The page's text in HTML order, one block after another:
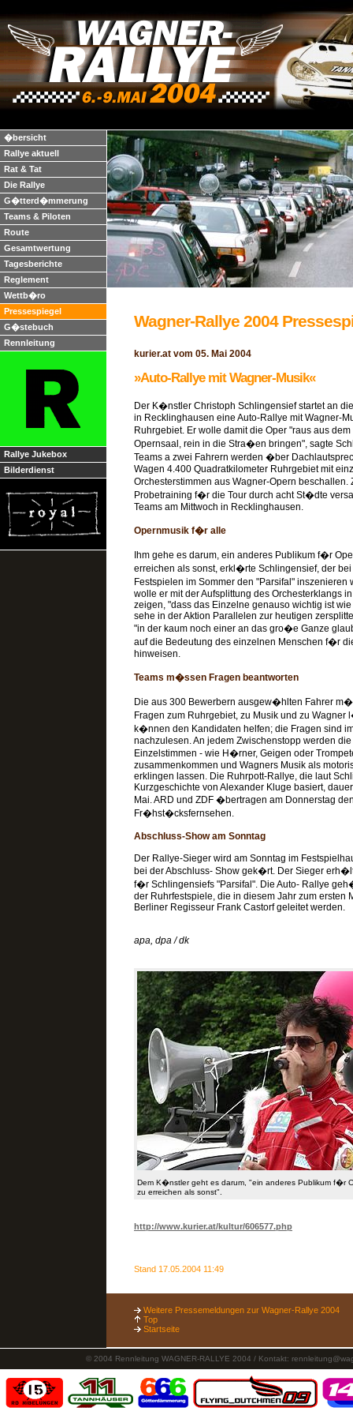
�bersicht
Rallye aktuell
Rat & Tat
Die Rallye
G�tterd�mmerung
Teams & Piloten
Route
Gesamtwertung
Tagesberichte
Reglement
Wettb�ro
Pressespiegel
G�stebuch
Rennleitung
Rallye Jukebox
Bilderdienst
Wagner-Rallye 2004
kurier.at vom 05. Mai 2004
»Auto-Rallye mit Wagner-Musik«
Der K�nstler Christoph Schlingensief startet an
in Recklinghausen eine Auto-Rallye mit Wagner-
Ruhrgebiet. Er wolle damit die Oper "raus aus
Opernsaal, rein in die Stra�en bringen", sagte
Teams a zwei Fahrern werden �ber
Wagen 4.400 Quadratkilometer Ruhrgebiet mit
Orchesterstimmen aus Wagner-Opern
Probetraining f�r die Tour durch acht St�dte
Teams am Mittwoch in Recklinghausen.
Opernmusik f�r alle
Ihm gehe es darum, ein anderes Publikum f�r
erreichen als sonst, erkl�rte Schlingensief, der
Festspielen im Sommer den "Parsifal"
wolle er mit der Aufsplittung des Orchesterklangs
zeigen, "dass das Einzelne genauso wichtig ist
sehe in der Aktion Parallelen zur heutigen
"in der kaum noch einer an das gro�e Ganze
auf die Bedeutung des einzelnen Menschen f�r
hinweisen.
Teams m�ssen Fragen beantworten
Die aus 300 Bewerbern ausgew�hlten Fahrer
Fragen zum Ruhrgebiet, zu Musik und zu Wagner
k�nnen den Kandidaten helfen; die Fragen sind
nachzulesen. An jedem Zwischenstopp werden
Einzelstimmen - wie H�rner, Geigen oder
zusammenkommen und Wagners Musik als
erklingen lassen. Die Ruhrpott-Rallye, die laut
Kurzgeschichte von Alexander Kluge basiert,
Mai. ARD und ZDF �bertragen am Donnerstag
Fr�hst�cksfernsehen.
Abschluss-Show am Sonntag
Der Rallye-Sieger wird am Sonntag im
bei der Abschluss- Show gek�rt. Der Sieger
f�r Schlingensiefs "Parsifal". Die Auto- Rallye
der Ruhrfestspiele, die in diesem Jahr zum ersten
Berliner Regisseur Frank Castorf geleitet werden.
apa, dpa / dk
Dem K�nstler geht es darum, "ein anderes Publikum f�r
zu erreichen als sonst".
http://www.kurier.at/kultur/606577.php
Stand 17.05.2004 11:49
Weitere Pressemeldungen zur Wagner-Rallye 2004
Top
Startseite
© 2004 Rennleitung WAGNER-RALLYE 2004 / Kontakt: